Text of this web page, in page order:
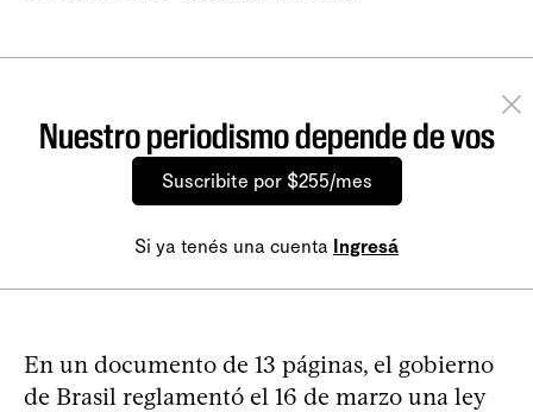
Nuestro periodismo depende de vos
Suscribite por $255/mes
Si ya tenés una cuenta Ingresá
En un documento de 13 páginas, el gobierno
de Brasil reglamentó el 16 de marzo una ley